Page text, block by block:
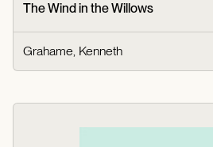
The Wind in the Willows
Grahame, Kenneth